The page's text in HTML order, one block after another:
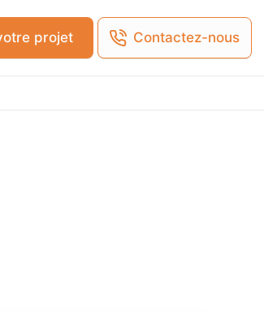
projet Contactez-nous